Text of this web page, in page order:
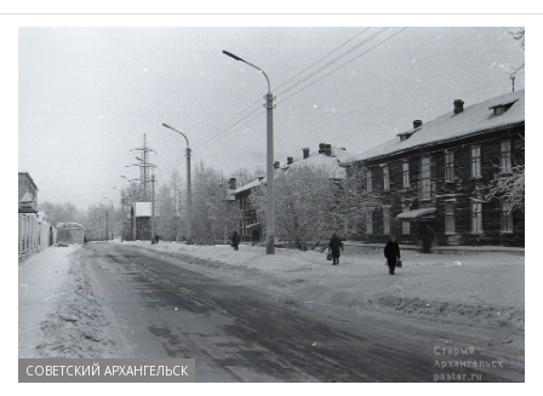
СОВЕТСКИЙ АРХАНГЕЛЬСК